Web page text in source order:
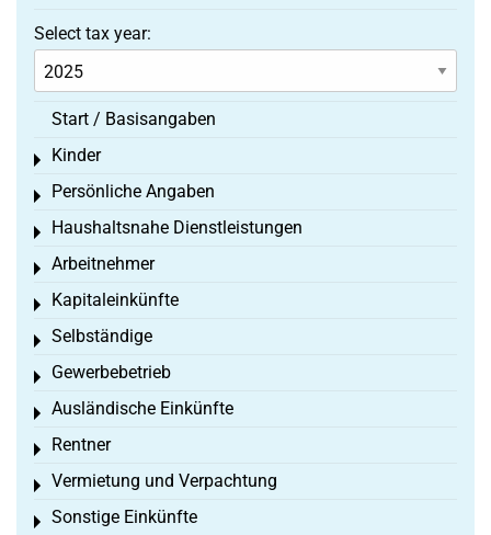
Select tax year:
Start / Basisangaben
Kinder
Toggle menu
Persönliche Angaben
Toggle menu
Haushaltsnahe Dienstleistungen
Toggle menu
Arbeitnehmer
Toggle menu
Kapitaleinkünfte
Toggle menu
Selbständige
Toggle menu
Gewerbebetrieb
Toggle menu
Ausländische Einkünfte
Toggle menu
Rentner
Toggle menu
Vermietung und Verpachtung
Toggle menu
Sonstige Einkünfte
Toggle menu